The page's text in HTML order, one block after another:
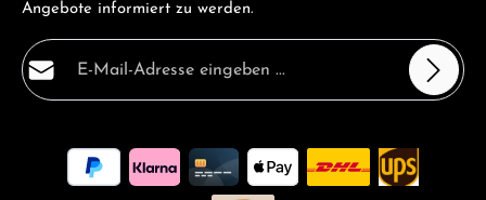
Angebote informiert zu werden.
E-Mail-Adresse*
Ich habe die
Datenschutzbestimmungen
zur Kenntnis
genommen und dieAGBgelesen und bin mit ihnen
Pflichtfelder.